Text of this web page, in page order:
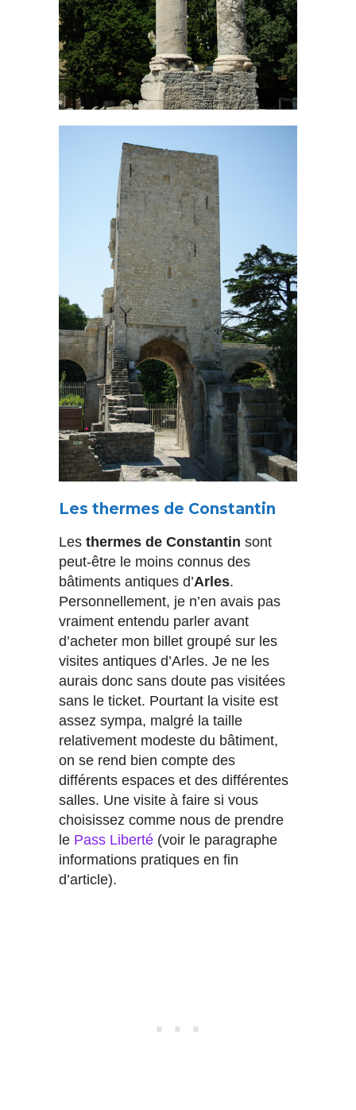
Les thermes de Constantin
Les thermes de Constantin sont
peut-être le moins connus des
bâtiments antiques d’Arles.
Personnellement, je n’en avais pas
vraiment entendu parler avant
d’acheter mon billet groupé sur les
visites antiques d’Arles. Je ne les
aurais donc sans doute pas visitées
sans le ticket. Pourtant la visite est
assez sympa, malgré la taille
relativement modeste du bâtiment,
on se rend bien compte des
différents espaces et des différentes
salles. Une visite à faire si vous
choisissez comme nous de prendre
le Pass Liberté (voir le paragraphe
informations pratiques en fin
d’article).